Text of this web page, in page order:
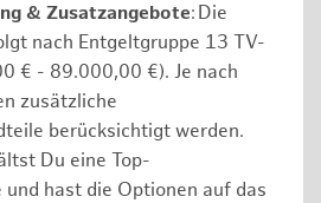
& Zusatzangebote: Die
nach Entgeltgruppe 13 TV-
€ - 89.000,00 €). Je nach
zusätzliche
berücksichtigt werden.
Du eine Top-
hast die Optionen auf das